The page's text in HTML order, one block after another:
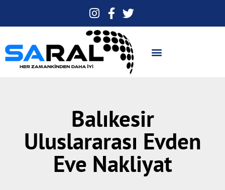
Balıkesir
Uluslararası Evden
Eve Nakliyat